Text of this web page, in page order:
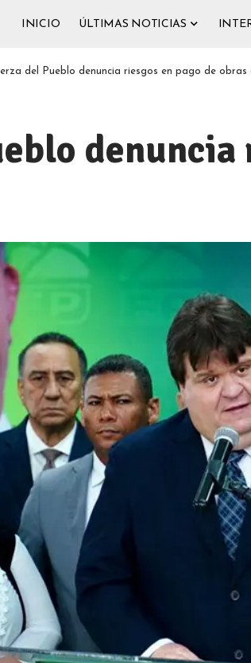
INICIO ÚLTIMAS NOTICIAS
del Pueblo denuncia riesgos en pago de obras